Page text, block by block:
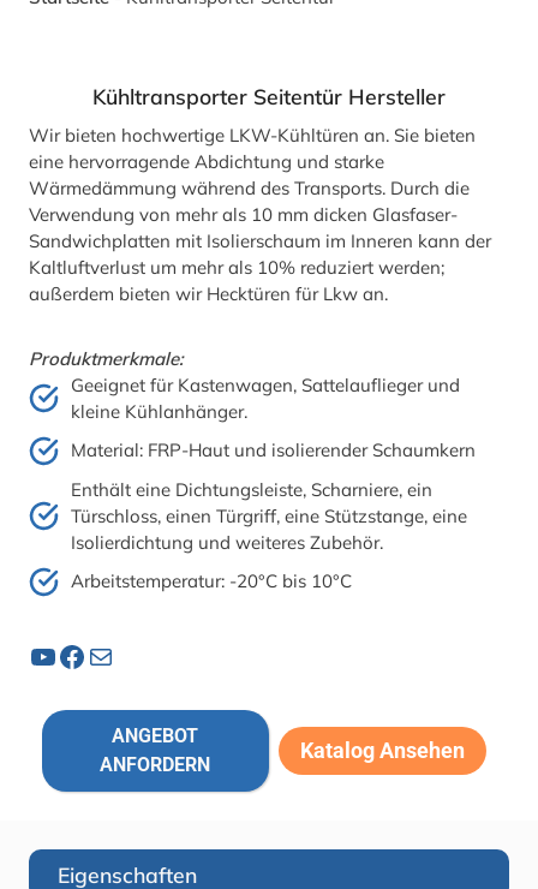
Kühltransporter Seitentür Hersteller
Wir bieten hochwertige LKW-Kühltüren an. Sie bieten
eine hervorragende Abdichtung und starke
Wärmedämmung während des Transports. Durch die
Verwendung von mehr als 10 mm dicken Glasfaser-
Sandwichplatten mit Isolierschaum im Inneren kann der
Kaltluftverlust um mehr als 10% reduziert werden;
außerdem bieten wir Hecktüren für Lkw an.
Produktmerkmale:
Geeignet für Kastenwagen, Sattelauflieger und
kleine Kühlanhänger.
Material: FRP-Haut und isolierender Schaumkern
Enthält eine Dichtungsleiste, Scharniere, ein
Türschloss, einen Türgriff, eine Stützstange, eine
Isolierdichtung und weiteres Zubehör.
Arbeitstemperatur: -20°C bis 10°C
YouTube Facebook Post
ANGEBOT
ANFORDERN
Katalog Ansehen
Eigenschaften